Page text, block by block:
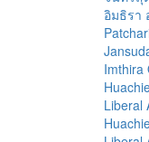
อิมธิรา
Imthira
Liberal